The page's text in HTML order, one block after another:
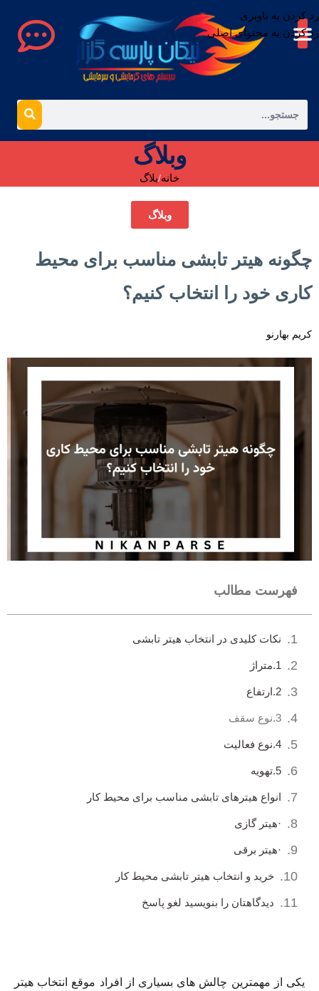
رد کردن به ناوبری
رد کردن به محتوای اصلی
وبلاگ
خانه بلاگ
وبلاگ
چگونه هیتر تابشی مناسب برای محیط
کاری خود را انتخاب کنیم؟
کریم بهارنو
فهرست مطالب
نکات کلیدی در انتخاب هیتر تابشی
1.متراژ
2.ارتفاع
3.نوع سقف
4.نوع فعالیت
5.تهویه
انواع هیترهای تابشی مناسب برای محیط کار
·هیتر گازی
·هیتر برقی
خرید و انتخاب هیتر تابشی محیط کار
دیدگاهتان را بنویسید لغو پاسخ
یکی از مهمترین چالش های بسیاری از افراد موقع انتخاب هیتر